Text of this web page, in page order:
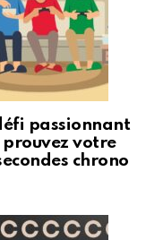
passionnant
prouvez votre
chrono